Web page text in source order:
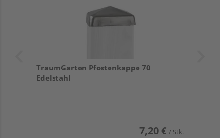
TraumGarten Pfostenkappe 70
Edelstahl
7,20 € / Stk.